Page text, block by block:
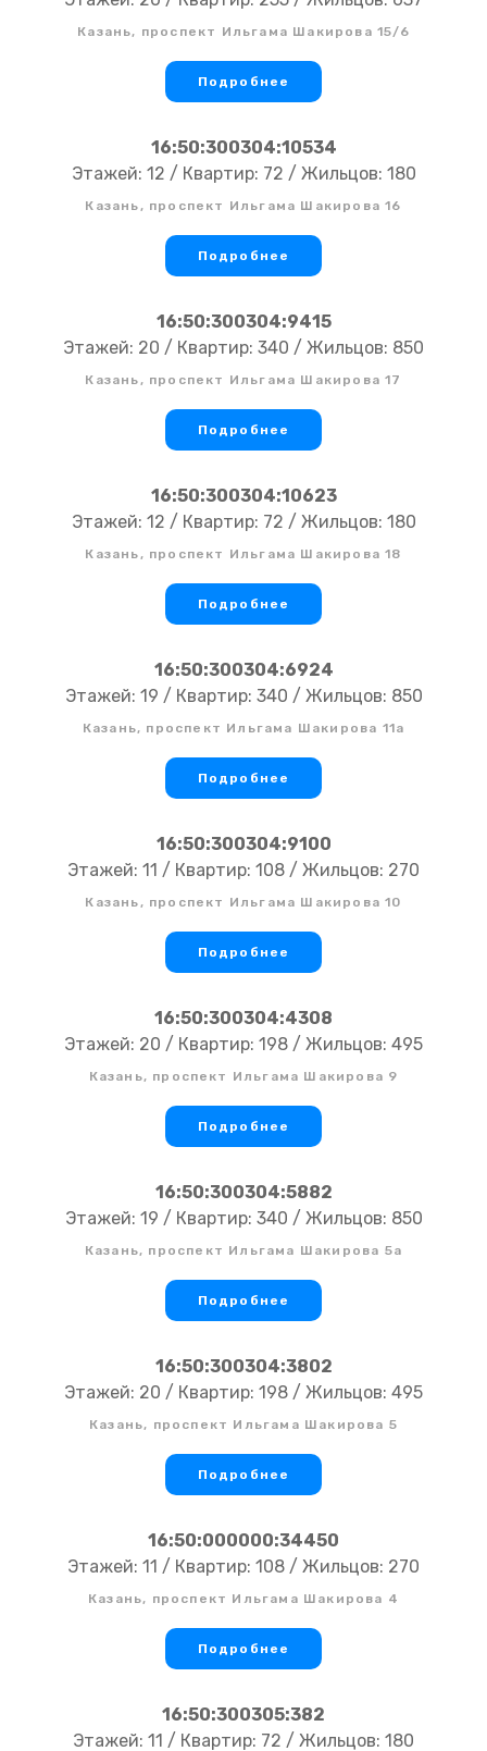
Казань, проспект Ильгама Шакирова 15/6
Подробнее
16:50:300304:10534
Этажей: 12 / Квартир: 72 / Жильцов: 180
Казань, проспект Ильгама Шакирова 16
Подробнее
16:50:300304:9415
Этажей: 20 / Квартир: 340 / Жильцов: 850
Казань, проспект Ильгама Шакирова 17
Подробнее
16:50:300304:10623
Этажей: 12 / Квартир: 72 / Жильцов: 180
Казань, проспект Ильгама Шакирова 18
Подробнее
16:50:300304:6924
Этажей: 19 / Квартир: 340 / Жильцов: 850
Казань, проспект Ильгама Шакирова 11а
Подробнее
16:50:300304:9100
Этажей: 11 / Квартир: 108 / Жильцов: 270
Казань, проспект Ильгама Шакирова 10
Подробнее
16:50:300304:4308
Этажей: 20 / Квартир: 198 / Жильцов: 495
Казань, проспект Ильгама Шакирова 9
Подробнее
16:50:300304:5882
Этажей: 19 / Квартир: 340 / Жильцов: 850
Казань, проспект Ильгама Шакирова 5а
Подробнее
16:50:300304:3802
Этажей: 20 / Квартир: 198 / Жильцов: 495
Казань, проспект Ильгама Шакирова 5
Подробнее
16:50:000000:34450
Этажей: 11 / Квартир: 108 / Жильцов: 270
Казань, проспект Ильгама Шакирова 4
Подробнее
16:50:300305:382
Этажей: 11 / Квартир: 72 / Жильцов: 180